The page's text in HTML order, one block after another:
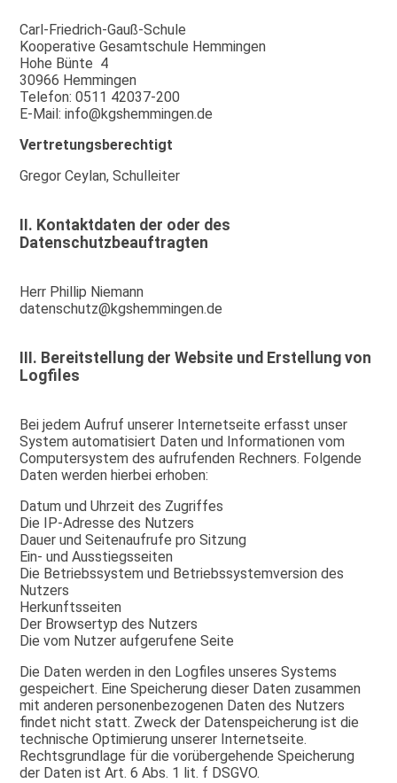
Carl-Friedrich-Gauß-Schule
Kooperative Gesamtschule Hemmingen
Hohe Bünte 4
30966 Hemmingen
Telefon: 0511 42037-200
E-Mail: info@kgshemmingen.de
Vertretungsberechtigt
Gregor Ceylan, Schulleiter
II. Kontaktdaten der oder des
Datenschutzbeauftragten
Herr Phillip Niemann
datenschutz@kgshemmingen.de
III. Bereitstellung der Website und Erstellung von
Logfiles
Bei jedem Aufruf unserer Internetseite erfasst unser
System automatisiert Daten und Informationen vom
Computersystem des aufrufenden Rechners. Folgende
Daten werden hierbei erhoben:
Datum und Uhrzeit des Zugriffes
Die IP-Adresse des Nutzers
Dauer und Seitenaufrufe pro Sitzung
Ein- und Ausstiegsseiten
Die Betriebssystem und Betriebssystemversion des
Nutzers
Herkunftsseiten
Der Browsertyp des Nutzers
Die vom Nutzer aufgerufene Seite
Die Daten werden in den Logfiles unseres Systems
gespeichert. Eine Speicherung dieser Daten zusammen
mit anderen personenbezogenen Daten des Nutzers
findet nicht statt. Zweck der Datenspeicherung ist die
technische Optimierung unserer Internetseite.
Rechtsgrundlage für die vorübergehende Speicherung
der Daten ist Art. 6 Abs. 1 lit. f DSGVO.